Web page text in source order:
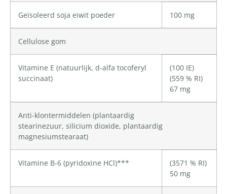
Geïsoleerd soja eiwit poeder 100 mg
Cellulose gom
Vitamine E (natuurlijk, d-alfa tocoferyl
succinaat)
(100 IE)
(559 % RI)
67 mg
Anti-klontermiddelen (plantaardig
stearinezuur, silicium dioxide, plantaardig
magnesiumstearaat)
Vitamine B-6 (pyridoxine HCl)***
(3571 % RI)
50 mg